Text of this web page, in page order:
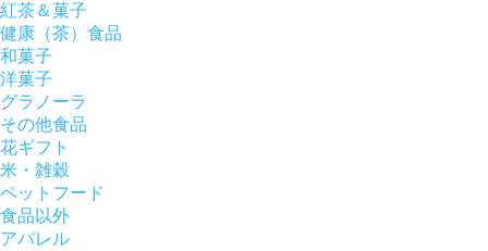
紅茶＆菓子
健康（茶）食品
和菓子
洋菓子
グラノーラ
その他食品
花ギフト
米・雑穀
ペットフード
食品以外
アパレル